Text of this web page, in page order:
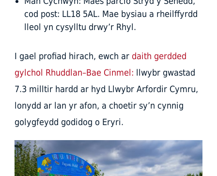
cod post: LL18 5AL. Mae bysiau a rheilffyrdd
lleol yn cysylltu drwy’r Rhyl.
I gael profiad hirach, ewch ar daith gerdded
gylchol Rhuddlan–Bae Cinmel: llwybr gwastad
7.3 milltir hardd ar hyd Llwybr Arfordir Cymru,
lonydd ar lan yr afon, a choetir sy’n cynnig
golygfeydd godidog o Eryri.